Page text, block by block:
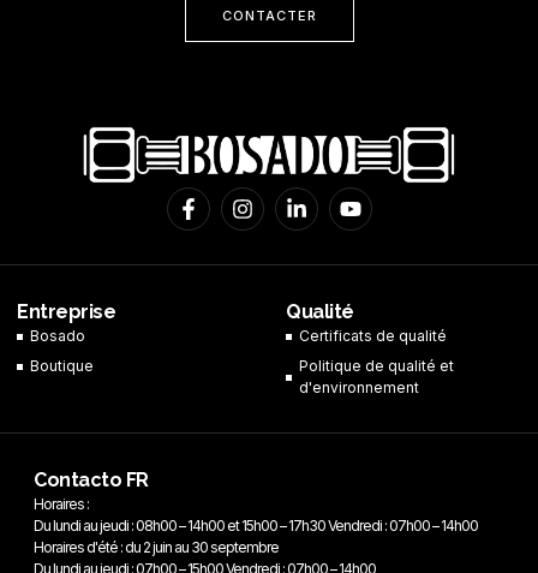
CONTACTER
F
a
e
I
n
t
L
i
k
d
i
n
-
Y
o
t
b
e
Entreprise
Bosado
Boutique
Qualité
Certificats de qualité
Politique de qualité et
d'environnement
Contacto FR
Horaires :
Du lundi au jeudi : 08h00 – 14h00 et 15h00 – 17h30 Vendredi : 07h00 – 14h00
Horaires d'été : du 2 juin au 30 septembre
Du lundi au jeudi : 07h00 – 15h00 Vendredi : 07h00 – 14h00